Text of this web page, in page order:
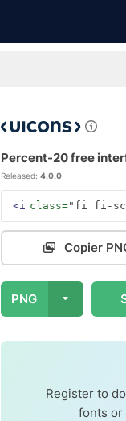
Percent-20 free
Released: 4.0.0
<i class="fi fi-sc-
Copier
PNG
Register to
fonts or